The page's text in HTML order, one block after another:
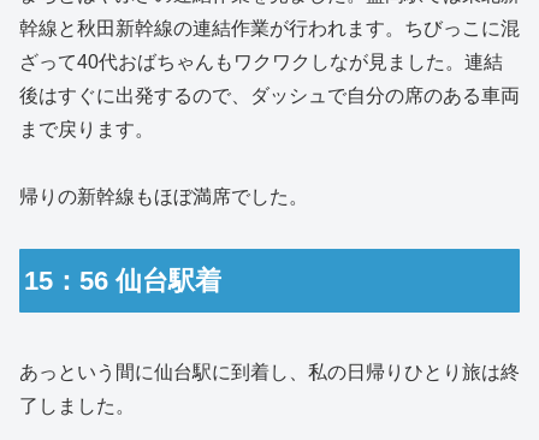
幹線と秋田新幹線の連結作業が行われます。ちびっこに混
ざって40代おばちゃんもワクワクしなが見ました。連結
後はすぐに出発するので、ダッシュで自分の席のある車両
まで戻ります。
帰りの新幹線もほぼ満席でした。
15：56 仙台駅着
あっという間に仙台駅に到着し、私の日帰りひとり旅は終
了しました。